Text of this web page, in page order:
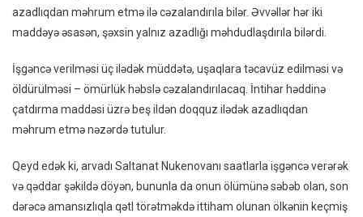
azadlıqdan məhrum etmə ilə cəzalandırıla bilər. Əvvəllər hər iki
maddəyə əsasən, şəxsin yalnız azadlığı məhdudlaşdırıla bilərdi.
İşgəncə verilməsi üç ilədək müddətə, uşaqlara təcavüz edilməsi və
öldürülməsi – ömürlük həbslə cəzalandırılacaq. İntihar həddinə
çatdırma maddəsi üzrə beş ildən doqquz ilədək azadlıqdan
məhrum etmə nəzərdə tutulur.
Qeyd edək ki, arvadı Saltanat Nukenovanı saatlarla işgəncə verərək
və qəddar şəkildə döyən, bununla da onun ölümünə səbəb olan, son
dərəcə amansızlıqla qətl törətməkdə ittiham olunan ölkənin keçmiş